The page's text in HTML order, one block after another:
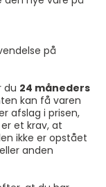
på
du 24 måneders
kan få varen
afslag i prisen,
et krav, at
ikke er opstået
anden